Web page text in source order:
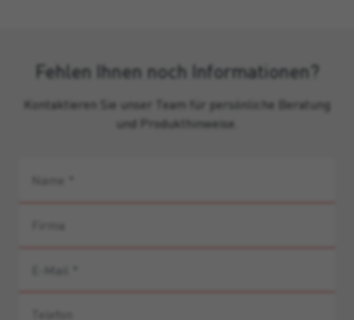
Fehlen Ihnen noch Informationen?
Kontaktieren Sie unser Team für persönliche Beratung
und Produkthinweise.